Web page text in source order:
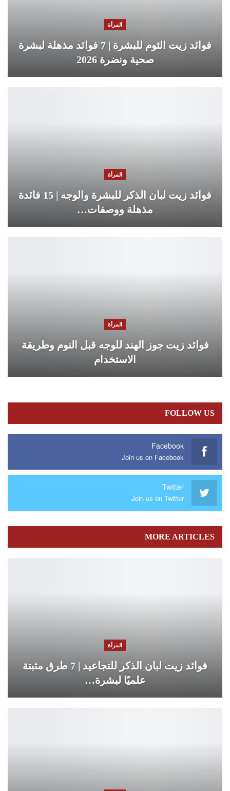
المرأة
فوائد زيت الثوم للبشرة | 7 فوائد مذهلة لبشرة
صحية ونضرة 2026
المرأة
فوائد زيت لبان الذكر للبشرة والوجه | 15 فائدة
مذهلة ووصفات…
المرأة
فوائد زيت جوز الهند للوجه قبل النوم وطريقة
الاستخدام
FOLLOW US
Facebook
Join us on Facebook
Twitter
Join us on Twitter
MORE ARTICLES
المرأة
فوائد زيت لبان الذكر للتجاعيد | 7 طرق مثبتة
علميًا لبشرة…